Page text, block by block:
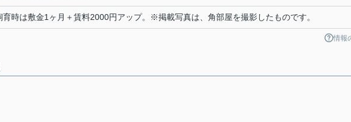
時は敷金1ヶ月＋賃料2000円アップ。※掲載写真は、角部屋を撮影したものです。
情報